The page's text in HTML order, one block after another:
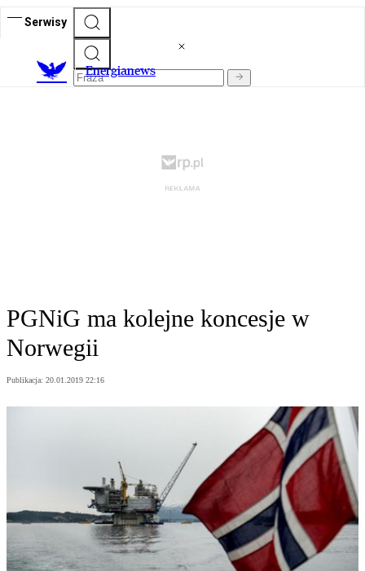
Serwisy
Energianews
PGNiG ma kolejne koncesje w
Norwegii
Publikacja: 20.01.2019 22:16